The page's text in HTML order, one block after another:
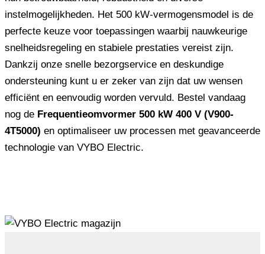
instelmogelijkheden. Het 500 kW-vermogensmodel is de
perfecte keuze voor toepassingen waarbij nauwkeurige
snelheidsregeling en stabiele prestaties vereist zijn.
Dankzij onze snelle bezorgservice en deskundige
ondersteuning kunt u er zeker van zijn dat uw wensen
efficiënt en eenvoudig worden vervuld. Bestel vandaag
nog de Frequentieomvormer 500 kW 400 V (V900-
4T5000) en optimaliseer uw processen met geavanceerde
technologie van VYBO Electric.